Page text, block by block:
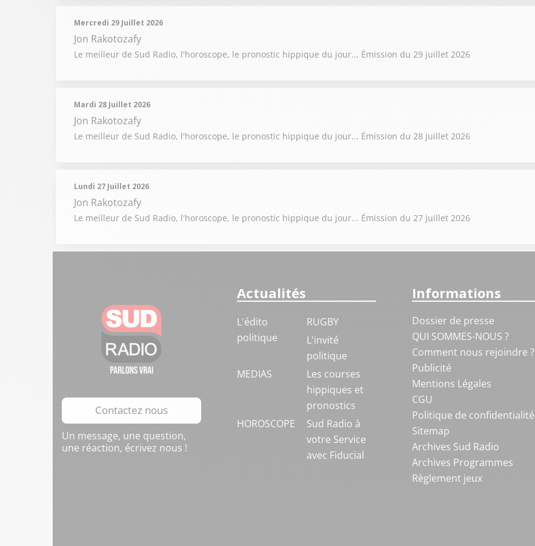
Mercredi 29 Juillet 2026
Jon Rakotozafy
Le meilleur de Sud Radio, l'horoscope, le pronostic hippique du jour... Émission du 29 juillet 2026
Mardi 28 Juillet 2026
Jon Rakotozafy
Le meilleur de Sud Radio, l'horoscope, le pronostic hippique du jour... Émission du 28 juillet 2026
Lundi 27 Juillet 2026
Jon Rakotozafy
Le meilleur de Sud Radio, l'horoscope, le pronostic hippique du jour... Émission du 27 juillet 2026
Contactez nous
Un message, une question,
une réaction, écrivez nous !
Actualités
L'édito
politique
RUGBY
L'invité
politique
MEDIAS
Les courses
hippiques et
pronostics
HOROSCOPE
Sud Radio à
votre Service
avec Fiducial
Informations
Dossier de presse
QUI SOMMES-NOUS ?
Comment nous rejoindre ?
Publicité
Mentions Légales
CGU
Politique de confidentialité
Sitemap
Archives Sud Radio
Archives Programmes
Règlement jeux